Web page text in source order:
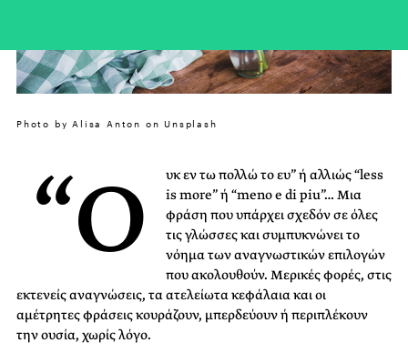
Photo by Alisa Anton on Unsplash
“Ο
υκ εν τω πολλώ το ευ” ή αλλιώς “less
is more” ή “meno e di piu”… Μια
φράση που υπάρχει σχεδόν σε όλες
τις γλώσσες και συμπυκνώνει το
νόημα των αναγνωστικών επιλογών
που ακολουθούν. Μερικές φορές, στις
εκτενείς αναγνώσεις, τα ατελείωτα κεφάλαια και οι
αμέτρητες φράσεις κουράζουν, μπερδεύουν ή περιπλέκουν
την ουσία, χωρίς λόγο.